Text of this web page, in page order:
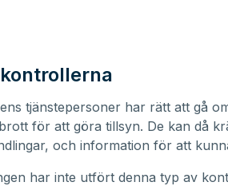
tjänstepersoner har rätt att gå
för att göra tillsyn. De kan då
och information för att
har inte utfört denna typ av